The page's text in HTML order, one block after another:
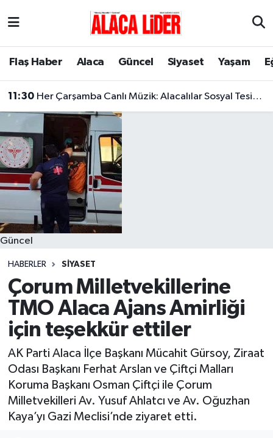
Flaş Haber Alaca Güncel Siyaset Yaşam
11:30 Her Çarşamba Canlı Müzik: Alacalılar Sosyal Tesislerde Buluşuyor!
Güncel
HABERLER SIYASET
Çorum Milletvekillerine
TMO Alaca Ajans Amirliği
için teşekkür ettiler
AK Parti Alaca İlçe Başkanı Mücahit Gürsoy, Ziraat
Odası Başkanı Ferhat Arslan ve Çiftçi Malları
Koruma Başkanı Osman Çiftçi ile Çorum
Milletvekilleri Av. Yusuf Ahlatcı ve Av. Oğuzhan
Kaya’yı Gazi Meclisi’nde ziyaret etti.
Çorum Nöbetçi Eczaneler
Çorum Trafik Yoğunluk Haritası
Süper Lig Puan Durumu ve Fikstür
Tüm Manşetler
Son Dakika Haberleri
Haber Arşivi